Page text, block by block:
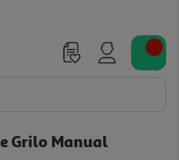
Grilo Manual